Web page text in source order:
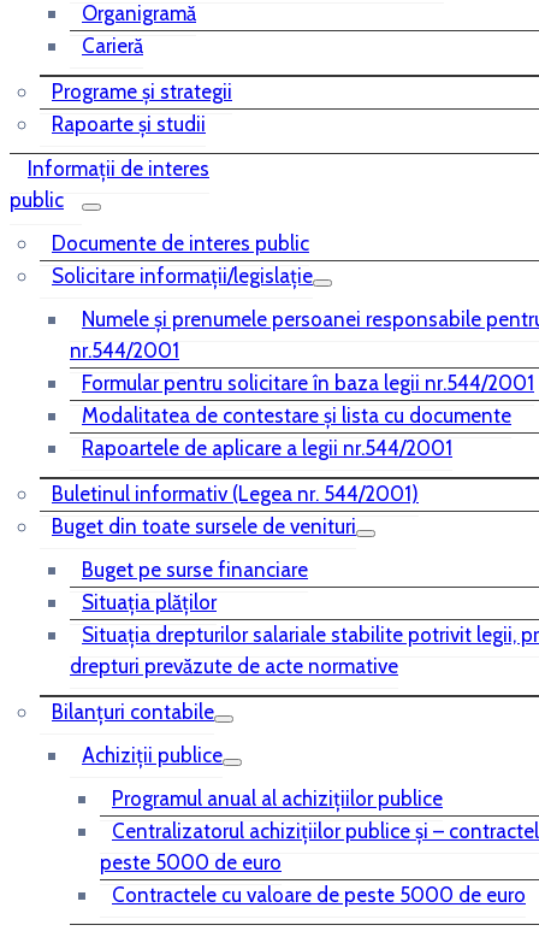
Organigramă
Carieră
Programe și strategii
Rapoarte și studii
Informații de interes
public
Documente de interes public
Solicitare informații/legislație
Numele și prenumele persoanei responsabile
nr.544/2001
Formular pentru solicitare în baza legii nr.544/2001
Modalitatea de contestare și lista cu documente
Rapoartele de aplicare a legii nr.544/2001
Buletinul informativ (Legea nr. 544/2001)
Buget din toate sursele de venituri
Buget pe surse financiare
Situaţia plăţilor
Situaţia drepturilor salariale stabilite potrivit legii,
drepturi prevăzute de acte normative
Bilanţuri contabile
Achiziţii publice
Programul anual al achiziţiilor publice
Centralizatorul achiziţiilor publice şi –
peste 5000 de euro
Contractele cu valoare de peste 5000 de euro